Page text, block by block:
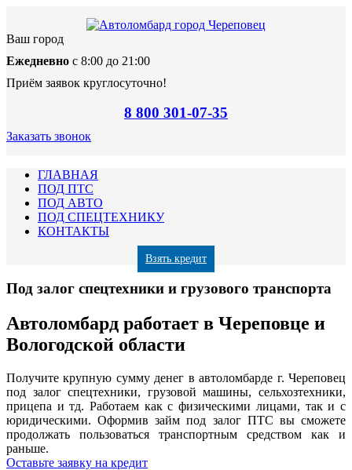
Ваш город
Ежедневно с 8:00 до 21:00
Приём заявок круглосуточно!
8 800 301-07-35
Заказать звонок
ГЛАВНАЯ
ПОД ПТС
ПОД АВТО
ПОД СПЕЦТЕХНИКУ
КОНТАКТЫ
Взять кредит
Под залог спецтехники и грузового транспорта
Автоломбард работает в Череповце и
Вологодской области
Получите крупную сумму денег в автоломбарде г. Череповец
под залог спецтехники, грузовой машины, сельхозтехники,
прицепа и тд. Работаем как с физическими лицами, так и с
юридическими. Оформив займ под залог ПТС вы сможете
продолжать пользоваться транспортным средством как и
раньше.
Оставьте заявку на кредит